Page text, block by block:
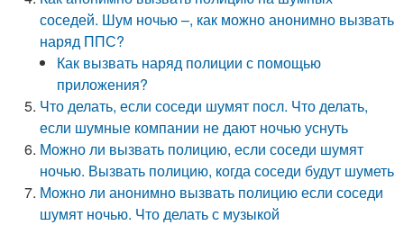
соседей. Шум ночью –, как можно анонимно вызвать
наряд ППС?
Как вызвать наряд полиции с помощью
приложения?
Что делать, если соседи шумят посл. Что делать,
если шумные компании не дают ночью уснуть
Можно ли вызвать полицию, если соседи шумят
ночью. Вызвать полицию, когда соседи будут шуметь
Можно ли анонимно вызвать полицию если соседи
шумят ночью. Что делать с музыкой